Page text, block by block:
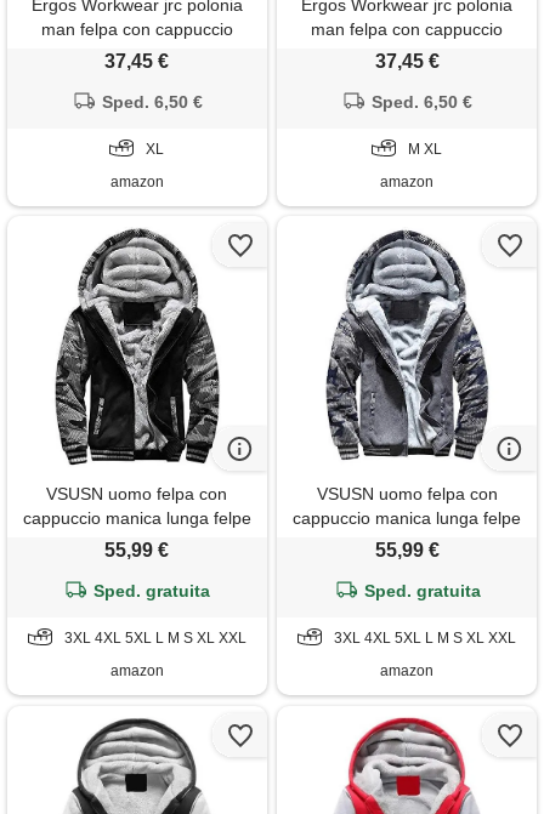
Ergos Workwear jrc polonia
man felpa con cappuccio
tessuto misto cotone
poliestere chiusura zip lunga
multitasche (it, testo, xl,
navy)
37,45 €
Sped. 6,50 €
XL
amazon
Ergos Workwear jrc polonia
man felpa con cappuccio
tessuto misto cotone
poliestere chiusura zip lunga
multitasche (it, testo, xl,
royal)
37,45 €
Sped. 6,50 €
M XL
amazon
VSUSN uomo felpa con
cappuccio manica lunga felpe
con cappuccio vello foderato
giacca inverno caldo,
55,99 €
Sped. gratuita
3XL 4XL 5XL L M S XL XXL
amazon
VSUSN uomo felpa con
cappuccio manica lunga felpe
con cappuccio vello foderato
giacca inverno caldo,
55,99 €
Sped. gratuita
3XL 4XL 5XL L M S XL XXL
amazon